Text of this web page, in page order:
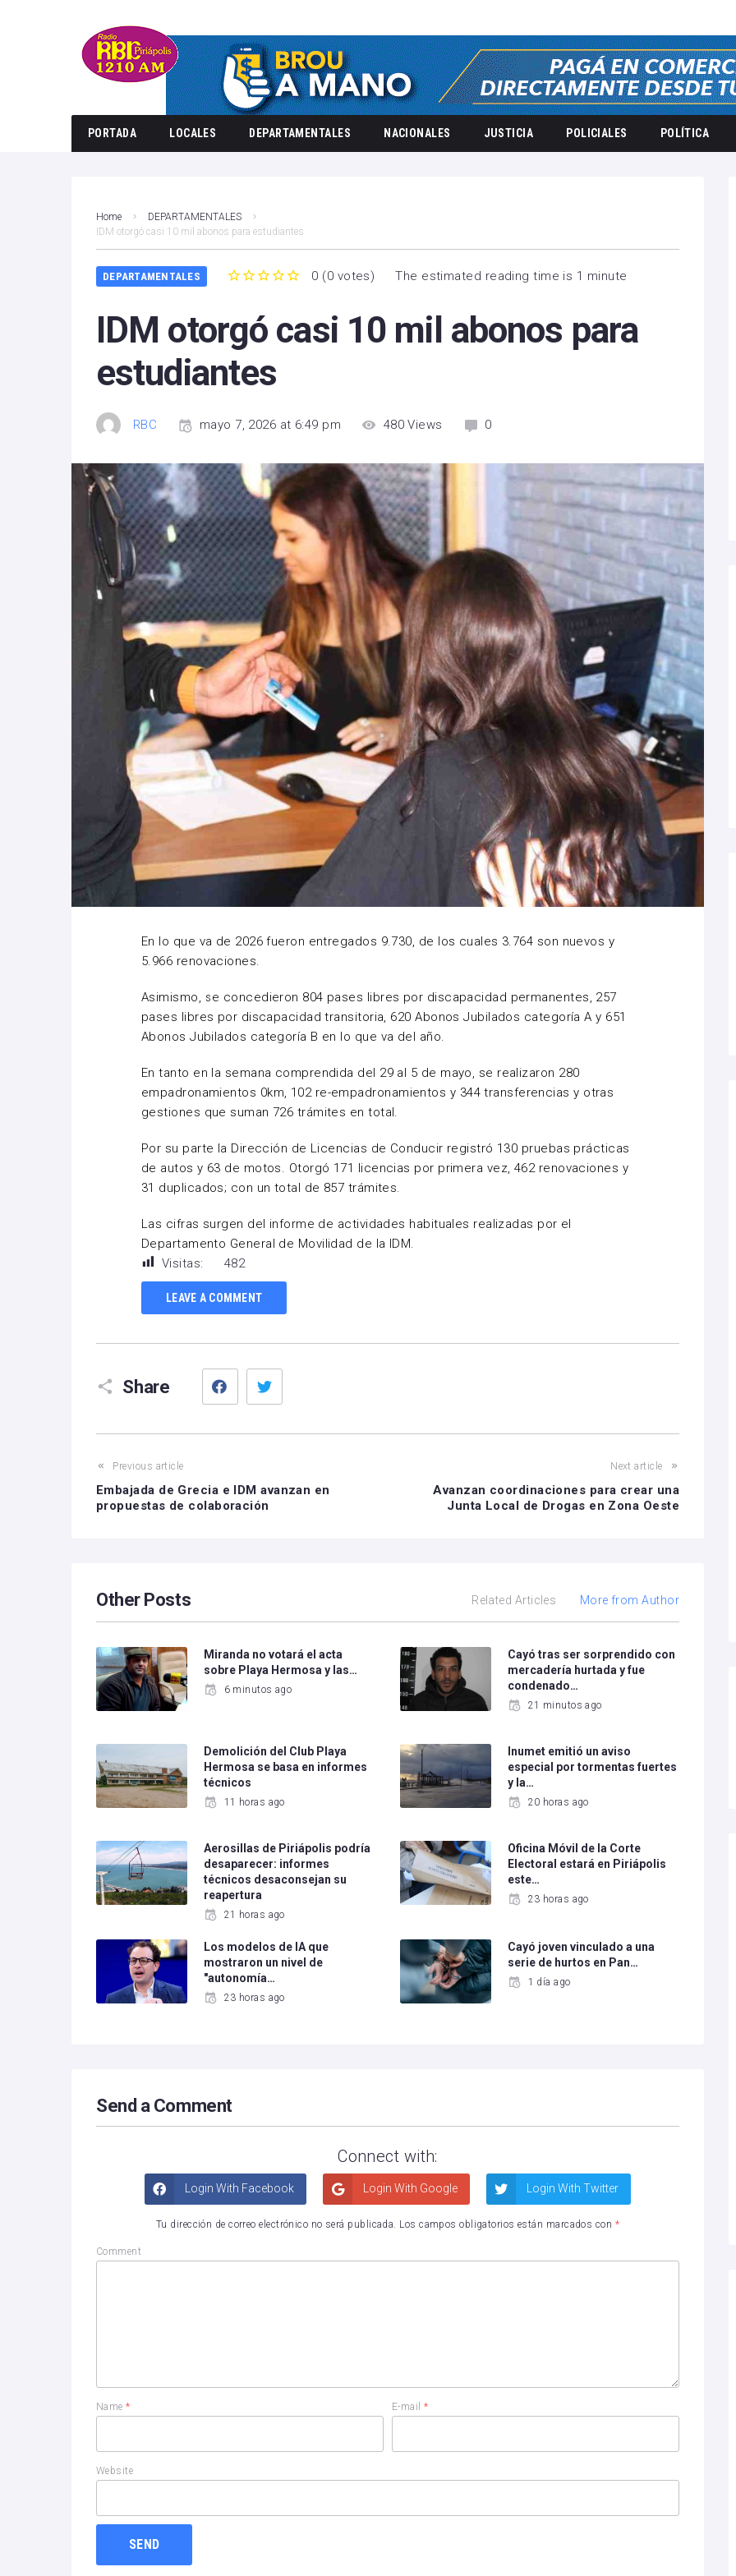
PORTADA LOCALES DEPARTAMENTALES NACIONALES JUSTICIA POLICIALES POLÍTICA
Home
DEPARTAMENTALES
IDM otorgó casi 10 mil abonos para estudiantes
DEPARTAMENTALES 0 (0 votes) The estimated reading time is 1 minute
IDM otorgó casi 10 mil abonos para
estudiantes
RBC mayo 7, 2026 at 6:49 pm 480 Views 0
En lo que va de 2026 fueron entregados 9.730, de los cuales 3.764 son nuevos y
5.966 renovaciones.
Asimismo, se concedieron 804 pases libres por discapacidad permanentes, 257
pases libres por discapacidad transitoria, 620 Abonos Jubilados categoría A y 651
Abonos Jubilados categoría B en lo que va del año.
En tanto en la semana comprendida del 29 al 5 de mayo, se realizaron 280
empadronamientos 0km, 102 re-empadronamientos y 344 transferencias y otras
gestiones que suman 726 trámites en total.
Por su parte la Dirección de Licencias de Conducir registró 130 pruebas prácticas
de autos y 63 de motos. Otorgó 171 licencias por primera vez, 462 renovaciones y
31 duplicados; con un total de 857 trámites.
Las cifras surgen del informe de actividades habituales realizadas por el
Departamento General de Movilidad de la IDM.
Visitas:
482
LEAVE A COMMENT
Share
Facebook
Previous article
Embajada de Grecia e IDM avanzan en
propuestas de colaboración
Next article
Avanzan coordinaciones para crear una
Junta Local de Drogas en Zona Oeste
Other Posts Related Articles More from Author
Miranda no votará el acta
sobre Playa Hermosa y las…
6 minutos ago
Cayó tras ser sorprendido con
mercadería hurtada y fue
condenado…
21 minutos ago
Demolición del Club Playa
Hermosa se basa en informes
técnicos
11 horas ago
Inumet emitió un aviso
especial por tormentas fuertes
y la…
20 horas ago
Aerosillas de Piriápolis podría
desaparecer: informes
técnicos desaconsejan su
reapertura
21 horas ago
Oficina Móvil de la Corte
Electoral estará en Piriápolis
este…
23 horas ago
Los modelos de IA que
mostraron un nivel de
"autonomía…
23 horas ago
Cayó joven vinculado a una
serie de hurtos en Pan…
1 día ago
Send a Comment
Connect with:
Login With Facebook Login With Google Login With Twitter
Tu dirección de correo electrónico no será publicada. Los campos obligatorios están marcados con *
Comment
Name* E-mail*
Website